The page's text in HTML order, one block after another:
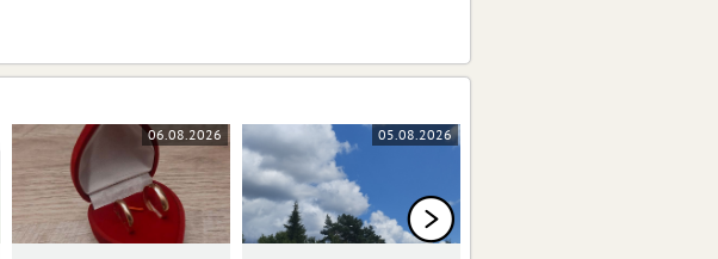
06.08.2026 05.08.2026